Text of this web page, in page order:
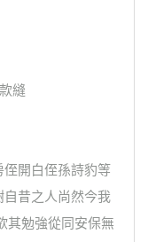
縫
開白侄孫詩豹等
自昔之人尚然今我
其勉強從同安保無